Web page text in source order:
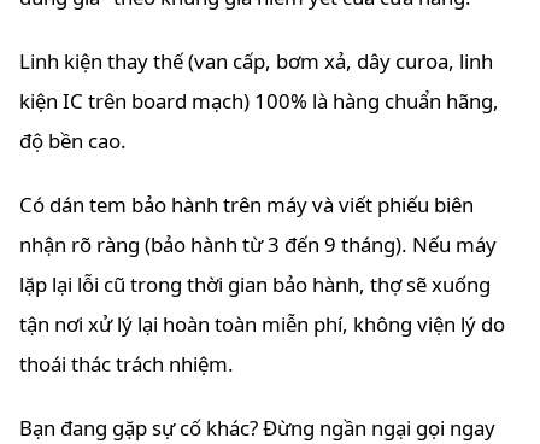
Linh kiện thay thế (van cấp, bơm xả, dây curoa, linh
kiện IC trên board mạch) 100% là hàng chuẩn hãng,
độ bền cao.
Có dán tem bảo hành trên máy và viết phiếu biên
nhận rõ ràng (bảo hành từ 3 đến 9 tháng). Nếu máy
lặp lại lỗi cũ trong thời gian bảo hành, thợ sẽ xuống
tận nơi xử lý lại hoàn toàn miễn phí, không viện lý do
thoái thác trách nhiệm.
Bạn đang gặp sự cố khác? Đừng ngần ngại gọi ngay